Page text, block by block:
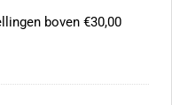
boven €30,00